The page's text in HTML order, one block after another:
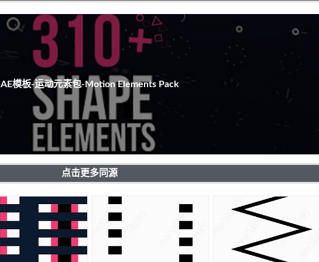
AE模板-运动元素包-Motion Elements Pack
点击更多同源